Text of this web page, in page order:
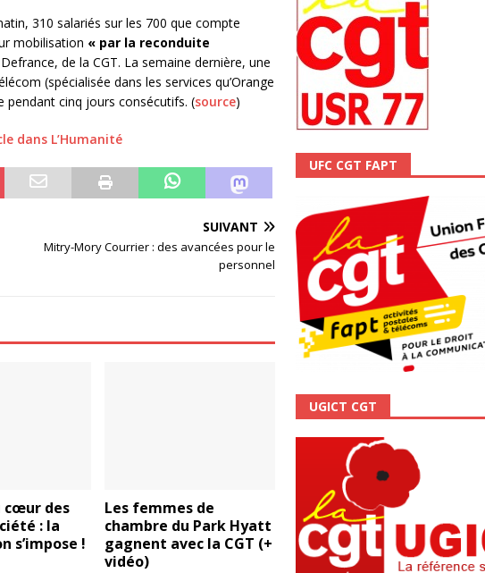
] Chronopost – ChronoScope n°126
AUTRES TRACTS
2024 ACTUALITÉ
310 salariés sur les 700 que compte
mobilisation « par la reconduite
de la CGT. La semaine dernière, une
(spécialisée dans les services qu’Orange
pendant cinq jours consécutifs. (source)
dans L’Humanité
SUIVANT
Mitry-Mory Courrier : des avancées pour le
personnel
cœur des
: la
s’impose !
Les femmes de
chambre du Park Hyatt
gagnent avec la CGT (+
vidéo)
UFC CGT FAPT
UGICT CGT